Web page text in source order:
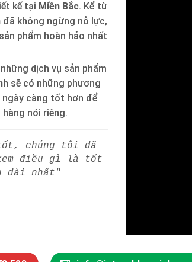
kế tại Miền Bắc. Kể từ
đã không ngừng nỗ lực,
phẩm hoàn hảo nhất
dịch vụ sản phẩm
sẽ có những phương
ngày càng tốt hơn để
nói riêng.
chúng tôi đã
điều gì là tốt
dài nhất"